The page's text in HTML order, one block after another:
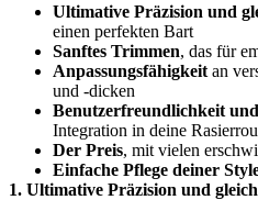
Ultimative Präzision und
einen perfekten Bart
Sanftes Trimmen, das für
Anpassungsfähigkeit an
und -dicken
Benutzerfreundlichkeit
Integration in deine
Der Preis, mit vielen
Einfache Pflege deiner
1. Ultimative Präzision und